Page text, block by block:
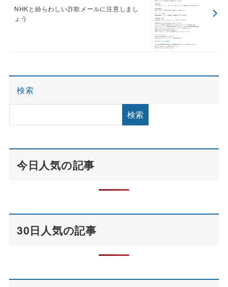
NHKと紛らわしい詐欺メールに注意しまし
ょう
検索
検索
今日人気の記事
30日人気の記事